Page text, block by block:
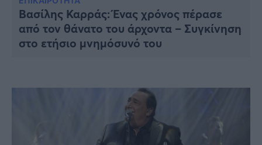
Υγεία
Γυναίκα
Καιρός
Βασίλης Καρράς: Ένας χρόνος πέρασε
από τον θάνατο του άρχοντα – Συγκίνηση
στο ετήσιο μνημόσυνό του